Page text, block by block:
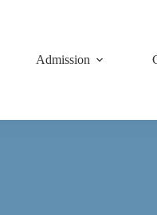
Admission